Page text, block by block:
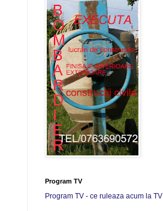
Program TV
Program TV - ce ruleaza acum la TV